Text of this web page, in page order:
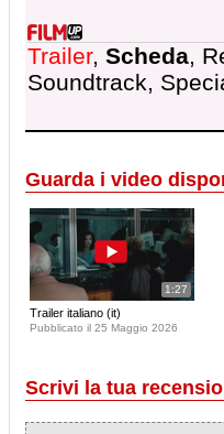
Trailer, Scheda,
Soundtrack,
Guarda i video
1:27
Trailer italiano (it)
Pubblicato il 25 Maggio 2026
Scrivi la tua